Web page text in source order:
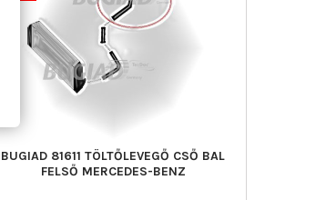
BUGIAD 81611 TÖLTŐLEVEGŐ CSŐ BAL
FELSŐ MERCEDES-BENZ